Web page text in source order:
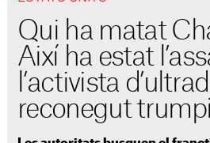
Qui ha matat
Així ha estat
l’activista
reconegut